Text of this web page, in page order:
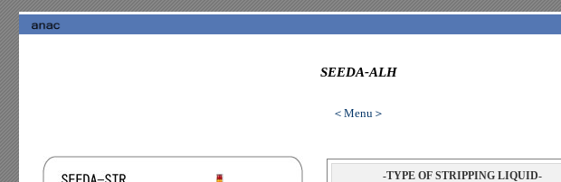
SEEDA-ALH
＜Menu＞
-TYPE OF STRIPPING LIQUID-